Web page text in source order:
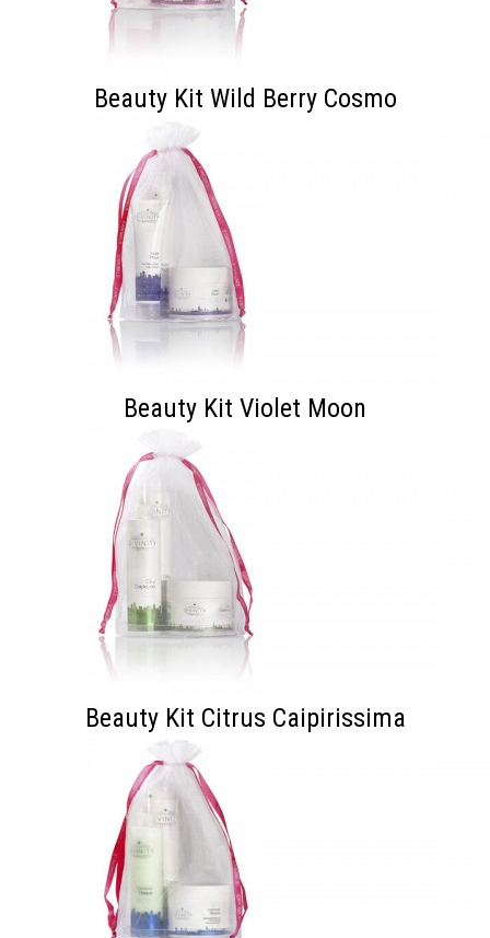
Beauty Kit Wild Berry Cosmo
Beauty Kit Violet Moon
Beauty Kit Citrus Caipirissima